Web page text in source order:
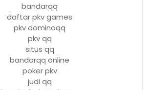
bandarqq
daftar pkv games
pkv dominoqq
pkv qq
situs qq
bandarqq online
poker pkv
judi qq